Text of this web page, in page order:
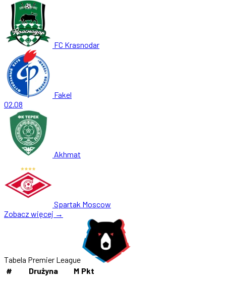
FC Krasnodar
Fakel
02.08
Akhmat
Spartak Moscow
Zobacz więcej →
Tabela Premier League
#
Drużyna M Pkt